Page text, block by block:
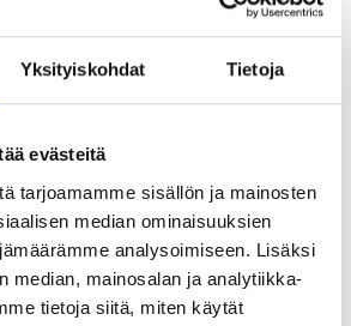
Yksityiskohdat Tietoja
evästeitä
tarjoamamme sisällön ja mainosten
median ominaisuuksien
analysoimiseen. Lisäksi
median, mainosalan ja analytiikka-
tietoja siitä, miten käytät